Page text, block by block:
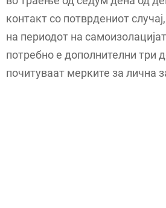
контакт со потврдениот
на периодот на
потребно е дополнителни три
почитуваат мерките за лична